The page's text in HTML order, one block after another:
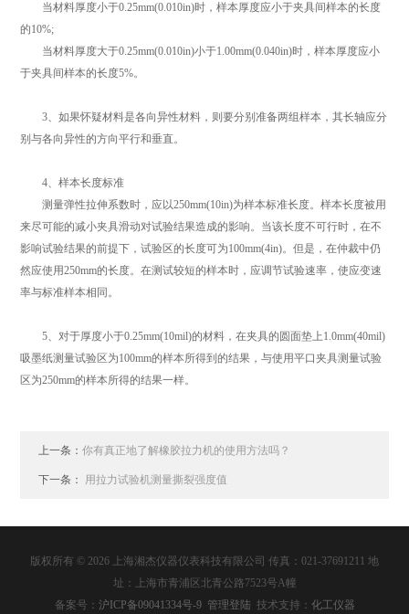
当材料厚度小于0.25mm(0.010in)时，样本厚度应小于夹具间样本的长度
的10%;
当材料厚度大于0.25mm(0.010in)小于1.00mm(0.040in)时，样本厚度应小
于夹具间样本的长度5%。
3、如果怀疑材料是各向异性材料，则要分别准备两组样本，其长轴应分
别与各向异性的方向平行和垂直。
4、样本长度标准
测量弹性拉伸系数时，应以250mm(10in)为样本标准长度。样本长度被用
来尽可能的减小夹具滑动对试验结果造成的影响。当该长度不可行时，在不
影响试验结果的前提下，试验区的长度可为100mm(4in)。但是，在仲裁中仍
然应使用250mm的长度。在测试较短的样本时，应调节试验速率，使应变速
率与标准样本相同。
5、对于厚度小于0.25mm(10mil)的材料，在夹具的圆面垫上1.0mm(40mil)
吸墨纸测量试验区为100mm的样本所得到的结果，与使用平口夹具测量试验
区为250mm的样本所得的结果一样。
上一条：你有真正地了解橡胶拉力机的使用方法吗？
下一条： 用拉力试验机测量撕裂强度值
版权所有 © 2026 上海湘杰仪器仪表科技有限公司 传真：021-37691211 地
址：上海市青浦区北青公路7523号A幢
备案号： 沪ICP备09041334号-9 管理登陆 技术支持： 化工仪器